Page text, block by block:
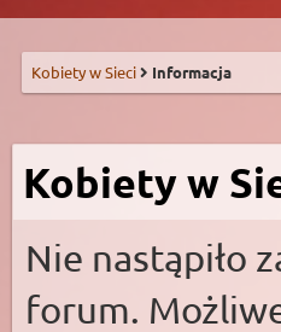
Kobiety w Sieci Informacja
Kobiety w
Nie nastąpiło
forum.